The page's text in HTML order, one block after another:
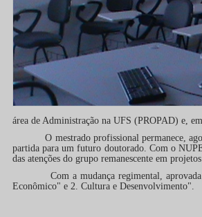
área de Administração na UFS (PROPAD) e,
O mestrado profissional permanece, agora
partida para um futuro doutorado. Com o
das atenções do grupo remanescente em
Com a mudança regimental, aprovada no
Econômico" e 2. Cultura e Desenvolvimento".